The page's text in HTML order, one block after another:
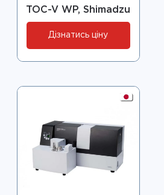
TOC-V WP, Shimadzu
Дізнатись ціну